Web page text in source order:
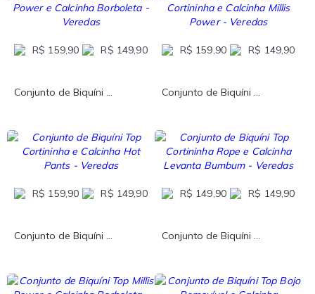
R$ 159,90 R$ 149,90
Conjunto de Biquíni ...
R$ 159,90 R$ 149,90
Conjunto de Biquíni ...
R$ 159,90 R$ 149,90
Conjunto de Biquíni ...
R$ 149,90 R$ 149,90
Conjunto de Biquíni ...